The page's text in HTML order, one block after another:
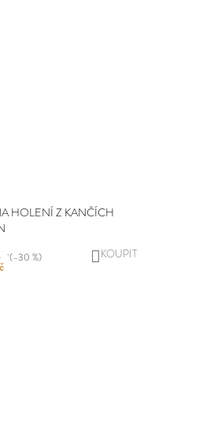
HOLENÍ Z KANČÍCH
(–30 %)
DO